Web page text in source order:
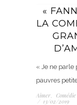
«
LA
« Je ne parle
pauvres
Aimer,
/ 13/02/2019